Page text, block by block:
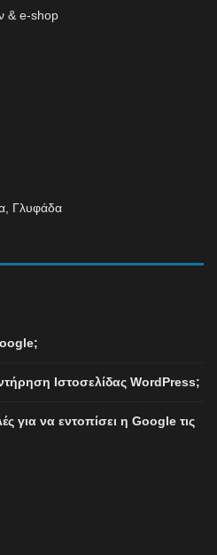
& e-shop
Γλυφάδα
Ιστοσελίδας WordPress;
για να εντοπίσει η Google τις